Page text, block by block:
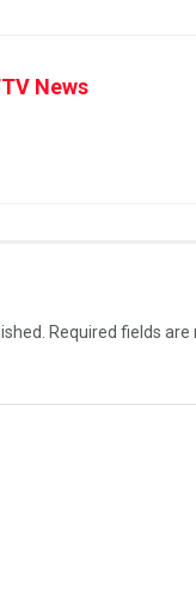
News
Required fields are